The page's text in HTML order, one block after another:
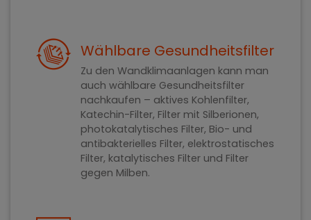
Wählbare Gesundheitsfilter
Zu den Wandklimaanlagen kann man
auch wählbare Gesundheitsfilter
nachkaufen – aktives Kohlenfilter,
Katechin-Filter, Filter mit Silberionen,
photokatalytisches Filter, Bio- und
antibakterielles Filter, elektrostatisches
Filter, katalytisches Filter und Filter
gegen Milben.